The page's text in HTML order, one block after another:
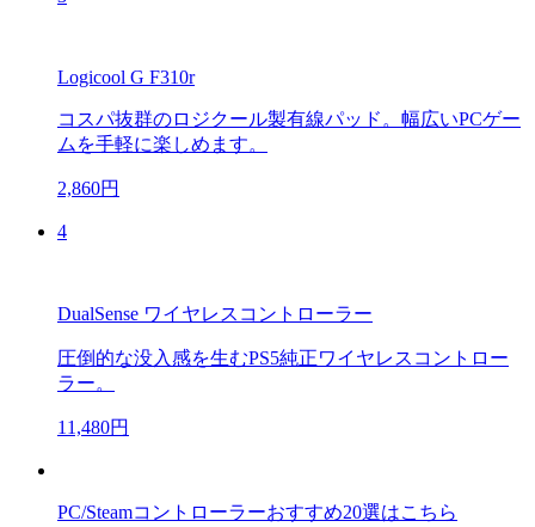
Logicool G F310r
コスパ抜群のロジクール製有線パッド。幅広いPCゲー
ムを手軽に楽しめます。
2,860円
4
DualSense ワイヤレスコントローラー
圧倒的な没入感を生むPS5純正ワイヤレスコントロー
ラー。
11,480円
PC/Steamコントローラーおすすめ20選はこちら